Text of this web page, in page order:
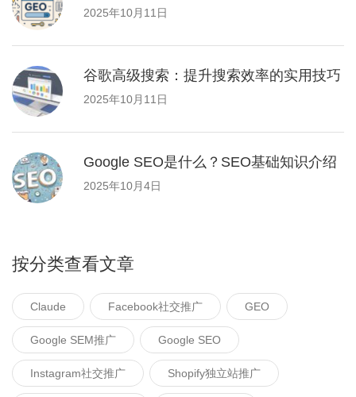
2025年10月11日
谷歌高级搜索：提升搜索效率的实用技巧
2025年10月11日
Google SEO是什么？SEO基础知识介绍
2025年10月4日
按分类查看文章
Claude Facebook社交推广 GEO
Google SEM推广 Google SEO
Instagram社交推广 Shopify独立站推广